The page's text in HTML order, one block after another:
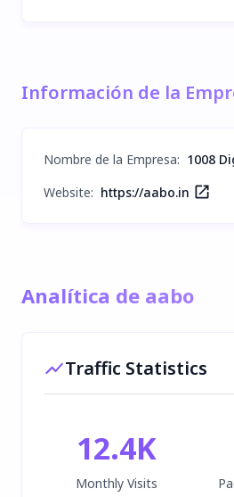
Información de la
Nombre de la Empresa: 1008
Website: https://aabo.in
Analítica de aabo
Traffic Statistics
12.4K
Monthly Visits